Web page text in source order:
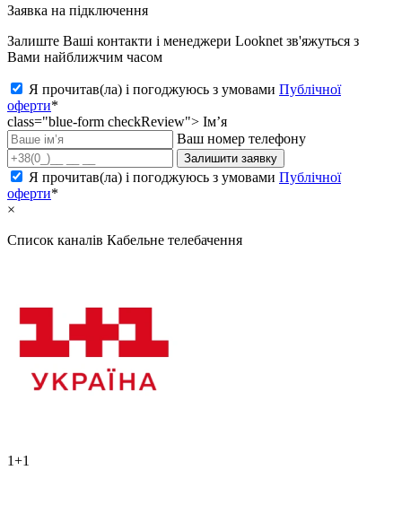
Заявка на підключення
Залиште Ваші контакти і менеджери Looknet зв'яжуться з
Вами найближчим часом
Я прочитав(ла) і погоджуюсь з умовами Публічної
оферти*
class="blue-form checkReview"> Ім’я
Ваш номер телефону
Залишити заявку
Я прочитав(ла) і погоджуюсь з умовами Публічної
оферти*
×
Список каналів Кабельне телебачення
1+1